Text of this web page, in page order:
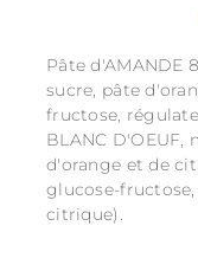
Pâte d'AMANDE
sucre, pâte
fructose,
BLANC D'OEUF,
d'orange et de
glucose-
citrique).